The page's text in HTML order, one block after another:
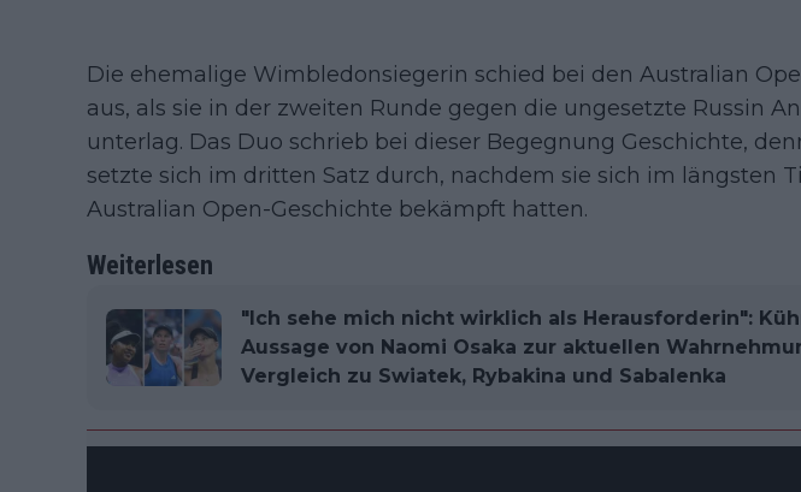
Die ehemalige Wimbledonsiegerin schied bei den Australian
aus, als sie in der zweiten Runde gegen die ungesetzte Russin
unterlag. Das Duo schrieb bei dieser Begegnung Geschichte,
setzte sich im dritten Satz durch, nachdem sie sich im längsten
Australian Open-Geschichte bekämpft hatten.
Weiterlesen
"Ich sehe mich nicht wirklich als Herausforderin":
Aussage von Naomi Osaka zur aktuellen
Vergleich zu Swiatek, Rybakina und Sabalenka